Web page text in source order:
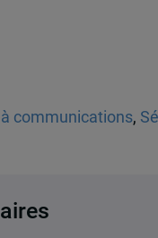
communications,